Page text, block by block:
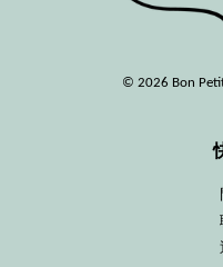
© 2026 Bon